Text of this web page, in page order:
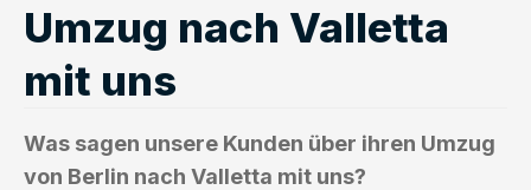
Umzug nach Valletta
mit uns
Was sagen unsere Kunden über ihren Umzug
von Berlin nach Valletta mit uns?